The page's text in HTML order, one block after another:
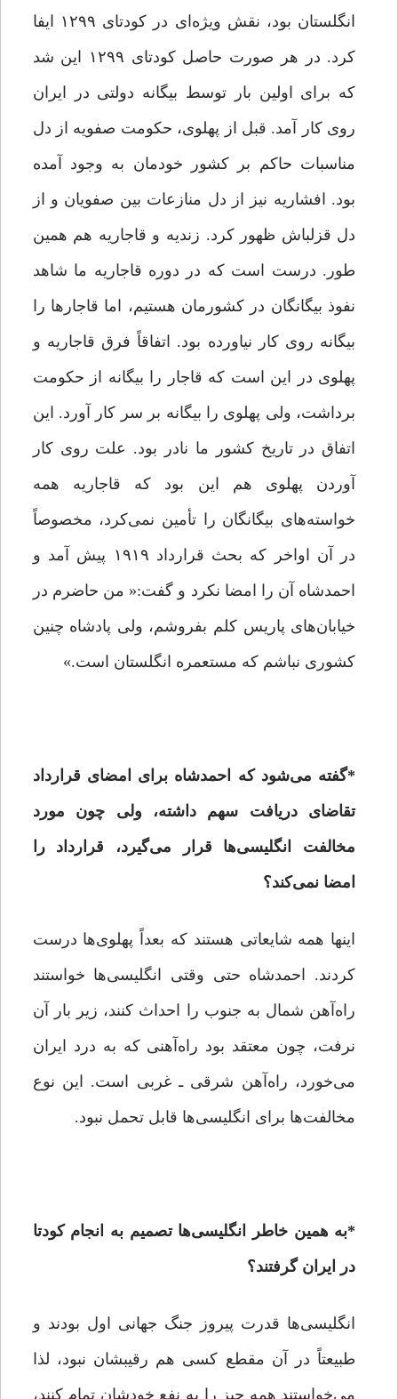
انگلستان بود، نقش ویژه‌ای در کودتای ۱۲۹۹ ایفا
کرد. در هر صورت حاصل کودتای ۱۲۹۹ این شد
که برای اولین‌ بار توسط بیگانه دولتی در ایران
روی کار آمد. قبل از پهلوی، حکومت صفویه از دل
مناسبات حاکم بر کشور خودمان به وجود آمده
بود. افشاریه نیز از دل منازعات بین صفویان و از
دل قزلباش ظهور کرد. زندیه و قاجاریه هم همین
‌طور. درست است که در دوره قاجاریه ما شاهد
نفوذ بیگانگان در کشورمان هستیم، اما قاجارها را
بیگانه روی کار نیاورده بود. اتفاقاً فرق قاجاریه و
پهلوی در این است که قاجار را بیگانه از حکومت
برداشت، ولی پهلوی را بیگانه بر سر کار آورد. این
اتفاق در تاریخ کشور ما نادر بود. علت روی کار
آوردن پهلوی هم این بود که قاجاریه همه
خواسته‌های بیگانگان را تأمین نمی‌کرد، مخصوصاً
در آن اواخر که بحث قرارداد ۱۹۱۹ پیش آمد و
احمدشاه آن را امضا نکرد و گفت:« من حاضرم در
خیابان‌های پاریس کلم بفروشم، ولی پادشاه چنین
کشوری نباشم که مستعمره انگلستان است.»
*گفته می‌شود که احمدشاه برای امضای قرارداد
تقاضای دریافت سهم داشته، ولی چون مورد
مخالفت انگلیسی‌ها قرار می‌گیرد، قرارداد را
امضا نمی‌کند؟
اینها همه شایعاتی هستند که بعداً پهلوی‌ها درست
کردند. احمدشاه حتی وقتی انگلیسی‌ها خواستند
راه‌آهن شمال به جنوب را احداث کنند، زیر بار آن
نرفت، چون معتقد بود راه‌آهنی که به درد ایران
می‌خورد، راه‌آهن شرقی ـ غربی است. این نوع
مخالفت‌ها برای انگلیسی‌ها قابل تحمل نبود.
*به همین خاطر انگلیسی‌ها تصمیم به انجام کودتا
در ایران گرفتند؟
انگلیسی‌ها قدرت پیروز جنگ جهانی اول بودند و
طبیعتاً در آن مقطع کسی هم رقیبشان نبود، لذا
می‌خواستند همه چیز را به نفع خودشان تمام کنند،